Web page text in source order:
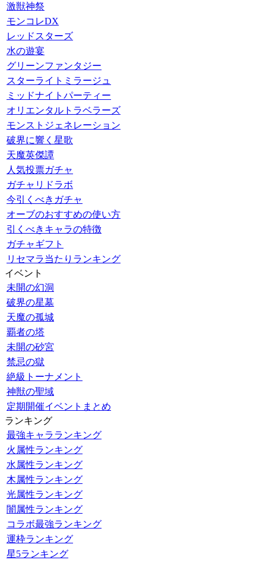
激獣神祭
モンコレDX
レッドスターズ
水の遊宴
グリーンファンタジー
スターライトミラージュ
ミッドナイトパーティー
オリエンタルトラベラーズ
モンストジェネレーション
破界に響く星歌
天魔英傑譚
人気投票ガチャ
ガチャリドラボ
今引くべきガチャ
オーブのおすすめの使い方
引くべきキャラの特徴
ガチャギフト
リセマラ当たりランキング
イベント
未開の幻洞
破界の星墓
天魔の孤城
覇者の塔
未開の砂宮
禁忌の獄
絶級トーナメント
神獣の聖域
定期開催イベントまとめ
ランキング
最強キャラランキング
火属性ランキング
水属性ランキング
木属性ランキング
光属性ランキング
闇属性ランキング
コラボ最強ランキング
運枠ランキング
星5ランキング